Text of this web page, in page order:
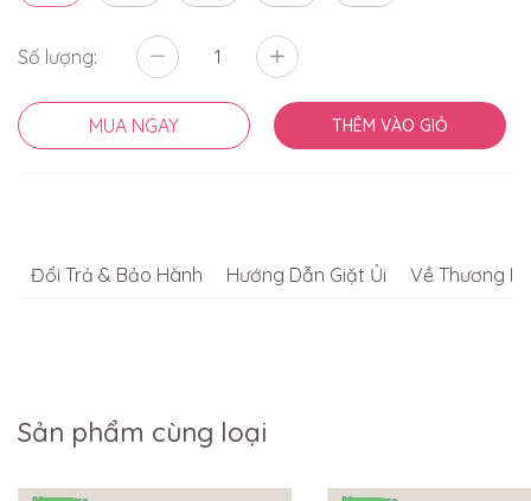
Số lượng:
MUA NGAY THÊM VÀO GIỎ
Đổi Trả & Bảo Hành Hướng Dẫn Giặt Ủi Về Thương
Sản phẩm cùng loại